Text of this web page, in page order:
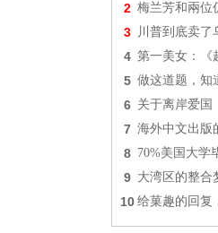
2 梅兰芳和兩位
3 川普到底卖了
4 第一美女：《
5 做这道题，知
6 关于离岸爱国
7 海外中文出版
8 70%美国大学
9 大湾区的整合
10 给菓趣的回复